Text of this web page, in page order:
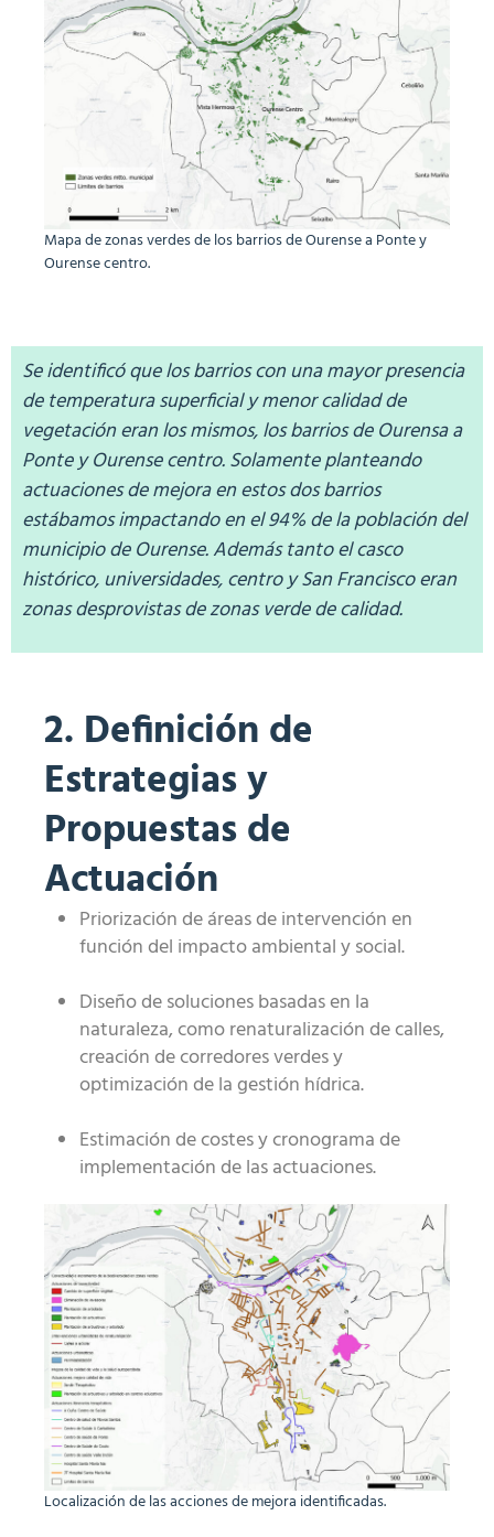
Mapa de zonas verdes de los barrios de Ourense a Ponte y
Ourense centro.
Se identificó que los barrios con una mayor presencia
de temperatura superficial y menor calidad de
vegetación eran los mismos, los barrios de Ourensa a
Ponte y Ourense centro. Solamente planteando
actuaciones de mejora en estos dos barrios
estábamos impactando en el 94% de la población del
municipio de Ourense. Además tanto el casco
histórico, universidades, centro y San Francisco eran
zonas desprovistas de zonas verde de calidad.
Localización de las acciones de mejora identificadas.
2. Definición de
Estrategias y
Propuestas de
Actuación
Priorización de áreas de intervención en
función del impacto ambiental y social.
Diseño de soluciones basadas en la
naturaleza, como renaturalización de calles,
creación de corredores verdes y
optimización de la gestión hídrica.
Estimación de costes y cronograma de
implementación de las actuaciones.